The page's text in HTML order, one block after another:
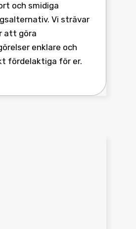
och smidiga
Vi strävar
att göra
enklare och
fördelaktiga för er.